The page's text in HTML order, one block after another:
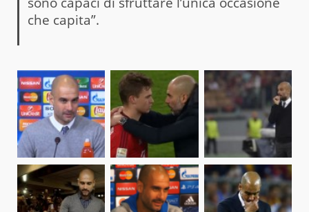
che capita”.